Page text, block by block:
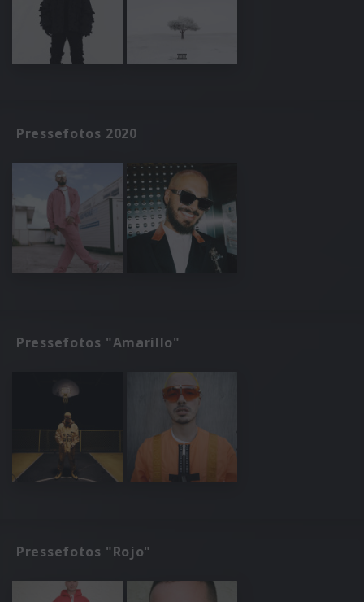
Pressefotos 2020
Pressefotos "Amarillo"
Pressefotos "Rojo"